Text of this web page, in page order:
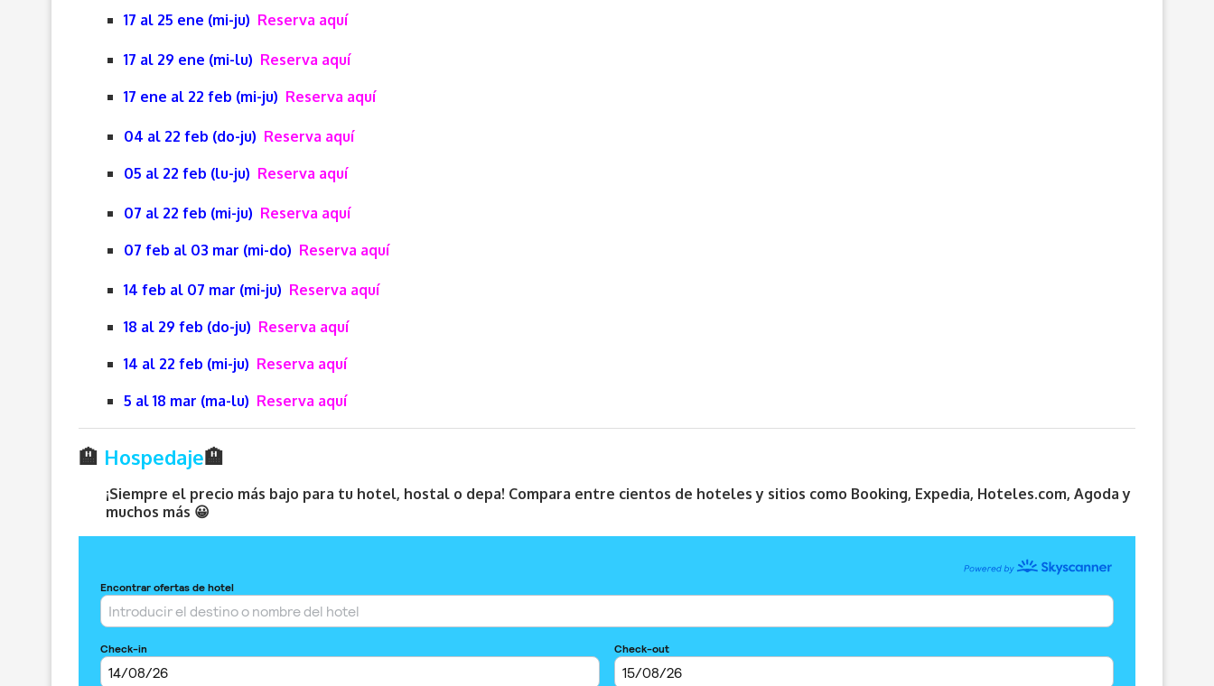
17 al 25 ene (mi-ju) Reserva aquí
17 al 29 ene (mi-lu) Reserva aquí
17 ene al 22 feb (mi-ju) Reserva aquí
04 al 22 feb (do-ju) Reserva aquí
05 al 22 feb (lu-ju) Reserva aquí
07 al 22 feb (mi-ju) Reserva aquí
07 feb al 03 mar (mi-do) Reserva aquí
14 feb al 07 mar (mi-ju) Reserva aquí
18 al 29 feb (do-ju) Reserva aquí
14 al 22 feb (mi-ju) Reserva aquí
5 al 18 mar (ma-lu) Reserva aquí
🏨 Hospedaje🏨
¡Siempre el precio más bajo para tu hotel, hostal o depa! Compara entre cientos de hoteles y sitios como Booking, Expedia, Hoteles.com, Agoda y
muchos más 😀